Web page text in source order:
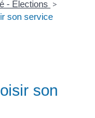
- Élections >
son service
son